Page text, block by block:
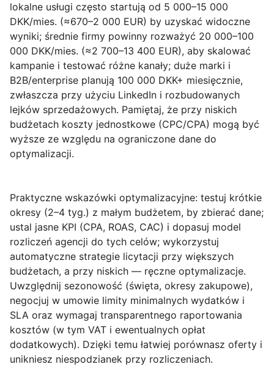
lokalne usługi często startują od 5 000–15 000
DKK/mies. (≈670–2 000 EUR) by uzyskać widoczne
wyniki; średnie firmy powinny rozważyć 20 000–100
000 DKK/mies. (≈2 700–13 400 EUR), aby skalować
kampanie i testować różne kanały; duże marki i
B2B/enterprise planują 100 000 DKK+ miesięcznie,
zwłaszcza przy użyciu LinkedIn i rozbudowanych
lejków sprzedażowych. Pamiętaj, że przy niskich
budżetach koszty jednostkowe (CPC/CPA) mogą być
wyższe ze względu na ograniczone dane do
optymalizacji.
Praktyczne wskazówki optymalizacyjne: testuj krótkie
okresy (2–4 tyg.) z małym budżetem, by zbierać dane;
ustal jasne KPI (CPA, ROAS, CAC) i dopasuj model
rozliczeń agencji do tych celów; wykorzystuj
automatyczne strategie licytacji przy większych
budżetach, a przy niskich — ręczne optymalizacje.
Uwzględnij sezonowość (święta, okresy zakupowe),
negocjuj w umowie limity minimalnych wydatków i
SLA oraz wymagaj transparentnego raportowania
kosztów (w tym VAT i ewentualnych opłat
dodatkowych). Dzięki temu łatwiej porównasz oferty i
unikniesz niespodzianek przy rozliczeniach.